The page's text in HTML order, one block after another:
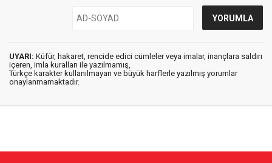
UYARI: Küfür, hakaret, rencide edici cümleler veya imalar, inançlara saldırı
içeren, imla kuralları ile yazılmamış,
Türkçe karakter kullanılmayan ve büyük harflerle yazılmış yorumlar
onaylanmamaktadır.